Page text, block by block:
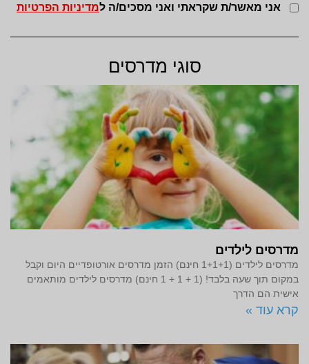
אני מאשר/ת שקראתי ואני מסכים/ה למדיניות הפרטיות
סוגי מדרסים
מדרסים לילדים
מדרסים לילדים (1+1+1 חינם) הזמן מדרסים אורטופדיים היום וקבל
במקום תוך שעה בלבד! (1 + 1 + 1 חינם) מדרסים לילדים מותאמים
אישית הם הדרך
קרא עוד »